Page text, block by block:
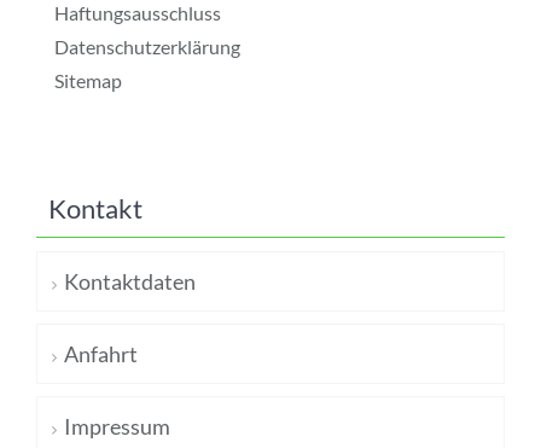
Haftungsausschluss
Datenschutzerklärung
Sitemap
Kontakt
Kontaktdaten
Anfahrt
Impressum